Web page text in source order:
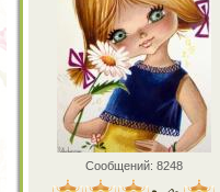
Сообщений: 8248